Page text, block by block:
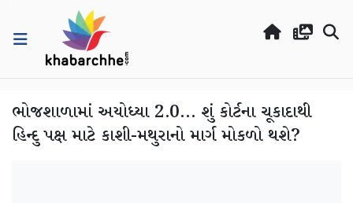
ભોજશાળામાં અયોધ્યા 2.0... શું કોર્ટના ચૂકાદાથી
હિન્દુ પક્ષ માટે કાશી-મથુરાનો માર્ગ મોકળો થશે?